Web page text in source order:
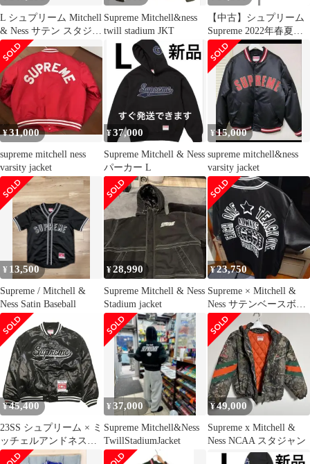
L シュプリーム Mitchell
& Ness サテン スタジャ
ン ブラック 24FW アウ
ター
Supreme Mitchell&ness
twill stadium JKT
【中古】シュプリーム
Supreme 2022年春夏
Mitchell & Ness Stadium
Satin Varsity Jacket ポリ
エステル 中綿ブルゾン
バ―シティジャケット
レッド【サイズXL】
【メンズ】
¥31,000
supreme mitchell ness
varsity jacket
¥37,000
Supreme Mitchell & Ness
パーカー L
¥15,000
supreme mitchell&ness
varsity jacket
¥ 13,500
Supreme / Mitchell &
Ness Satin Baseball
¥28,990
Supreme Mitchell & Ness
Stadium jacket
¥23,750
Supreme × Mitchell &
Ness サテンベースボー
ルジャージー
¥45,400
23SS シュプリーム × ミ
ッチェルアンドネス
SUPREME × Mitchell &
¥37,000
Supreme Mitchell&Ness
TwillStadiumJacket
¥49,000
Supreme x Mitchell &
Ness NCAA スタジャン